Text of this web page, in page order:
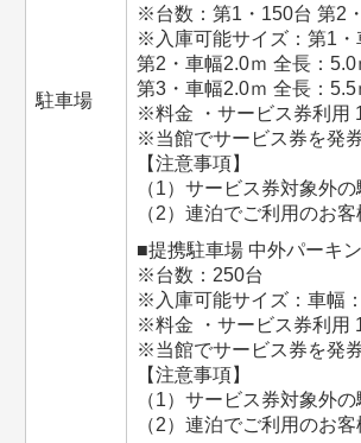
駐車場
※台数：第1・150台 第2
※入庫可能サイズ：第1・
第2・車幅2.0ｍ 全長：
第3・車幅2.0ｍ 全長：
※料金 ・サービス券利用
※当館でサービス券を発
【注意事項】
（1）サービス券対象外
（2）連泊でご利用のお
■提携駐車場 中外パーキ
※台数：250台
※入庫可能サイズ：車幅
※料金 ・サービス券利用
※当館でサービス券を発
【注意事項】
（1）サービス券対象外
（2）連泊でご利用のお